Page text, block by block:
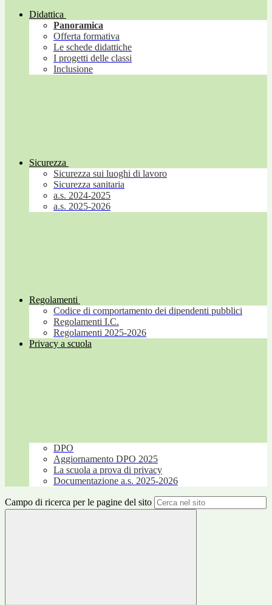
Didattica
Panoramica
Offerta formativa
Le schede didattiche
I progetti delle classi
Inclusione
Sicurezza
Sicurezza sui luoghi di lavoro
Sicurezza sanitaria
a.s. 2024-2025
a.s. 2025-2026
Regolamenti
Codice di comportamento dei dipendenti pubblici
Regolamenti I.C.
Regolamenti 2025-2026
Privacy a scuola
DPO
Aggiornamento DPO 2025
La scuola a prova di privacy
Documentazione a.s. 2025-2026
Campo di ricerca per le pagine del sito